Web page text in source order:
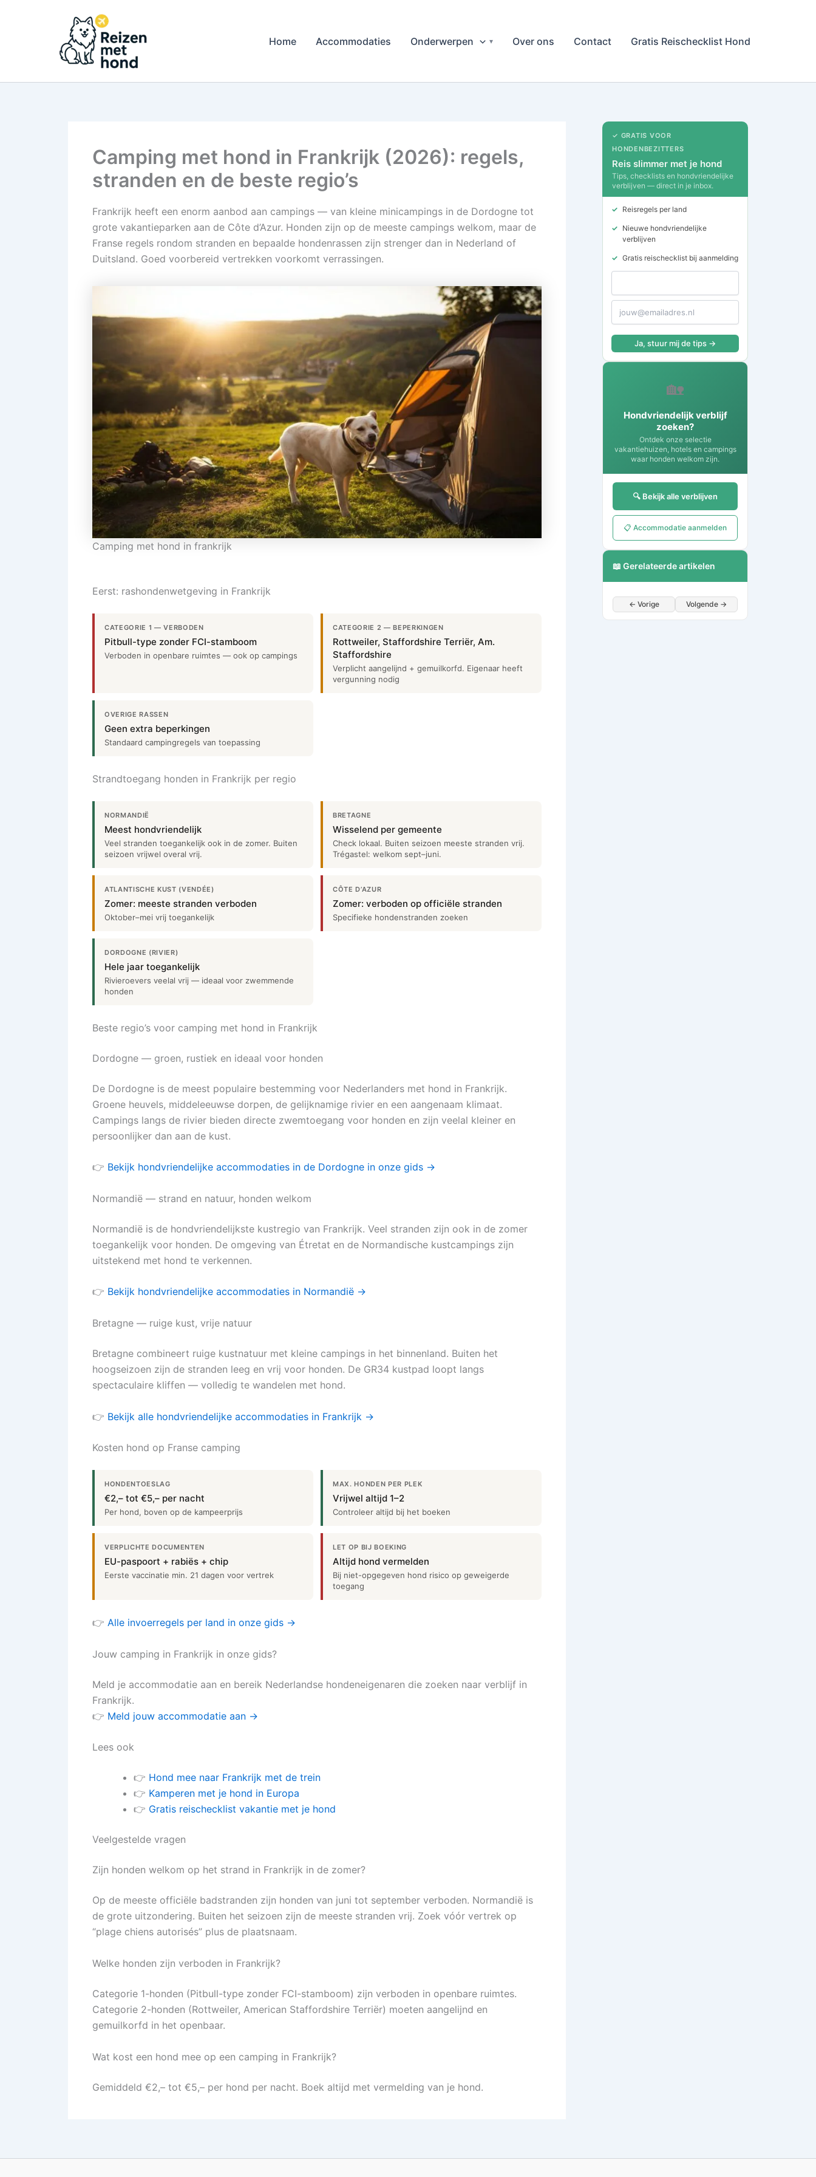
Home Accommodaties Onderwerpen Over ons Contact Gratis Reischecklist Hond
Camping met hond in Frankrijk (2026): regels,
stranden en de beste regio’s
Frankrijk heeft een enorm aanbod aan campings — van kleine minicampings in de Dordogne tot
grote vakantieparken aan de Côte d’Azur. Honden zijn op de meeste campings welkom, maar de
Franse regels rondom stranden en bepaalde hondenrassen zijn strenger dan in Nederland of
Duitsland. Goed voorbereid vertrekken voorkomt verrassingen.
Camping met hond in frankrijk
Eerst: rashondenwetgeving in Frankrijk
CATEGORIE 1 — VERBODEN
Pitbull-type zonder FCI-stamboom
Verboden in openbare ruimtes — ook op campings
CATEGORIE 2 — BEPERKINGEN
Rottweiler, Staffordshire Terriër, Am.
Staffordshire
Verplicht aangelijnd + gemuilkorfd. Eigenaar heeft
vergunning nodig
OVERIGE RASSEN
Geen extra beperkingen
Standaard campingregels van toepassing
Strandtoegang honden in Frankrijk per regio
NORMANDIË
Meest hondvriendelijk
Veel stranden toegankelijk ook in de zomer. Buiten
seizoen vrijwel overal vrij.
BRETAGNE
Wisselend per gemeente
Check lokaal. Buiten seizoen meeste stranden vrij.
Trégastel: welkom sept–juni.
ATLANTISCHE KUST (VENDÉE)
Zomer: meeste stranden verboden
Oktober–mei vrij toegankelijk
CÔTE D’AZUR
Zomer: verboden op officiële stranden
Specifieke hondenstranden zoeken
DORDOGNE (RIVIER)
Hele jaar toegankelijk
Rivieroevers veelal vrij — ideaal voor zwemmende
honden
Beste regio’s voor camping met hond in Frankrijk
Dordogne — groen, rustiek en ideaal voor honden
De Dordogne is de meest populaire bestemming voor Nederlanders met hond in Frankrijk.
Groene heuvels, middeleeuwse dorpen, de gelijknamige rivier en een aangenaam klimaat.
Campings langs de rivier bieden directe zwemtoegang voor honden en zijn veelal kleiner en
persoonlijker dan aan de kust.
👉 Bekijk hondvriendelijke accommodaties in de Dordogne in onze gids →
Normandië — strand en natuur, honden welkom
Normandië is de hondvriendelijkste kustregio van Frankrijk. Veel stranden zijn ook in de zomer
toegankelijk voor honden. De omgeving van Étretat en de Normandische kustcampings zijn
uitstekend met hond te verkennen.
👉 Bekijk hondvriendelijke accommodaties in Normandië →
Bretagne — ruige kust, vrije natuur
Bretagne combineert ruige kustnatuur met kleine campings in het binnenland. Buiten het
hoogseizoen zijn de stranden leeg en vrij voor honden. De GR34 kustpad loopt langs
spectaculaire kliffen — volledig te wandelen met hond.
👉 Bekijk alle hondvriendelijke accommodaties in Frankrijk →
Kosten hond op Franse camping
HONDENTOESLAG
€2,– tot €5,– per nacht
Per hond, boven op de kampeerprijs
MAX. HONDEN PER PLEK
Vrijwel altijd 1–2
Controleer altijd bij het boeken
VERPLICHTE DOCUMENTEN
EU-paspoort + rabiës + chip
Eerste vaccinatie min. 21 dagen voor vertrek
LET OP BIJ BOEKING
Altijd hond vermelden
Bij niet-opgegeven hond risico op geweigerde
toegang
👉 Alle invoerregels per land in onze gids →
Jouw camping in Frankrijk in onze gids?
Meld je accommodatie aan en bereik Nederlandse hondeneigenaren die zoeken naar verblijf in
Frankrijk.
👉 Meld jouw accommodatie aan →
Lees ook
👉 Hond mee naar Frankrijk met de trein
👉 Kamperen met je hond in Europa
👉 Gratis reischecklist vakantie met je hond
Veelgestelde vragen
Zijn honden welkom op het strand in Frankrijk in de zomer?
Op de meeste officiële badstranden zijn honden van juni tot september verboden. Normandië is
de grote uitzondering. Buiten het seizoen zijn de meeste stranden vrij. Zoek vóór vertrek op
“plage chiens autorisés” plus de plaatsnaam.
Welke honden zijn verboden in Frankrijk?
Categorie 1-honden (Pitbull-type zonder FCI-stamboom) zijn verboden in openbare ruimtes.
Categorie 2-honden (Rottweiler, American Staffordshire Terriër) moeten aangelijnd en
gemuilkorfd in het openbaar.
Wat kost een hond mee op een camping in Frankrijk?
Gemiddeld €2,– tot €5,– per hond per nacht. Boek altijd met vermelding van je hond.
✓ GRATIS VOOR
HONDENBEZITTERS
Reis slimmer met je hond
Tips, checklists en hondvriendelijke
verblijven — direct in je inbox.
Reisregels per land
Nieuwe hondvriendelijke
verblijven
Gratis reischecklist bij aanmelding
Ja, stuur mij de tips →
🏡
Hondvriendelijk verblijf
zoeken?
Ontdek onze selectie
vakantiehuizen, hotels en campings
waar honden welkom zijn.
🔍 Bekijk alle verblijven
📋 Accommodatie aanmelden
📖 Gerelateerde artikelen
← Vorige Volgende →